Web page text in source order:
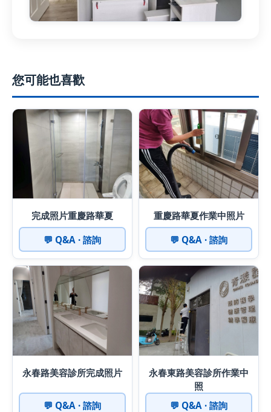
您可能也喜歡
完成照片重慶路華夏
💬 Q&A · 諮詢
重慶路華夏作業中照片
💬 Q&A · 諮詢
永春路美容診所完成照片
💬 Q&A · 諮詢
永春東路美容診所作業中
照
💬 Q&A · 諮詢